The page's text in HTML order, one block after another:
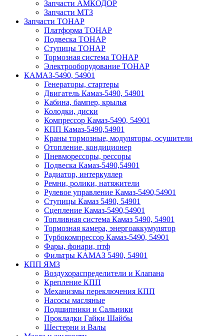
Запчасти АМКОДОР
Запчасти МТЗ
Запчасти ТОНАР
Платформа ТОНАР
Подвеска ТОНАР
Ступицы ТОНАР
Тормозная система ТОНАР
Электрооборудование ТОНАР
КАМАЗ-5490, 54901
Генераторы, стартеры
Двигатель Камаз-5490, 54901
Кабина, бампер, крылья
Колодки, диски
Компрессор Камаз-5490, 54901
КПП Камаз-5490,54901
Краны тормозные, модуляторы, осушители
Отопление, кондиционер
Пневморессоры, рессоры
Подвеска Камаз-5490,54901
Радиатор, интеркуллер
Ремни, ролики, натяжители
Рулевое управление Камаз-5490,54901
Ступицы Камаз 5490, 54901
Сцепление Камаз-5490,54901
Топливная система Камаз 5490, 54901
Тормозная камера, энергоаккумулятор
Турбокомпрессор Камаз-5490, 54901
Фары, фонари, птф
Фильтры КАМАЗ 5490, 54901
КПП ЯМЗ
Воздухораспределители и Клапана
Крепление КПП
Механизмы переключения КПП
Насосы масляные
Подшипники и Сальники
Прокладки Гайки Шайбы
Шестерни и Валы